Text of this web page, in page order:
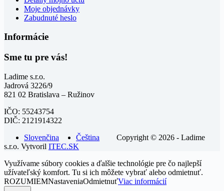
Moje objednávky
Zabudnuté heslo
Informácie
Sme tu pre vás!
Ladime s.r.o.
Jadrová 3226/9
821 02 Bratislava – Ružinov
IČO: 55243754
DIČ: 2121914322
Slovenčina
Čeština
Copyright © 2026 - Ladime
s.r.o. Vytvoril ITEC.SK
Využívame súbory cookies a ďalšie technológie pre čo najlepší
užívateľský komfort. Tu si ich môžete vybrať alebo odmietnuť.
ROZUMIEMNastaveniaOdmietnuťViac informácií